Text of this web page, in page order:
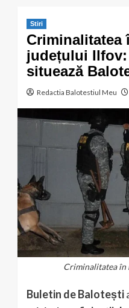
Stiri
Criminalitatea
județului Ilfov:
situează
Redactia Balotestiul Meu
Criminalitatea
Buletin de Balotești